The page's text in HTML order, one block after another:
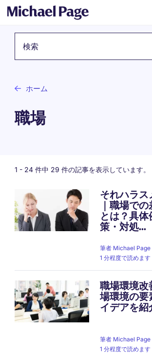
ホーム
職場
1 - 24 件中 29 件の記事を表示しています。
それハラス
｜職場で
とは？具
策・対処...
筆者 Michael Page
1 分程度で読めます
職場環境改
場環境の要
イデアを紹
筆者 Michael Page
1 分程度で読めます
Pagination